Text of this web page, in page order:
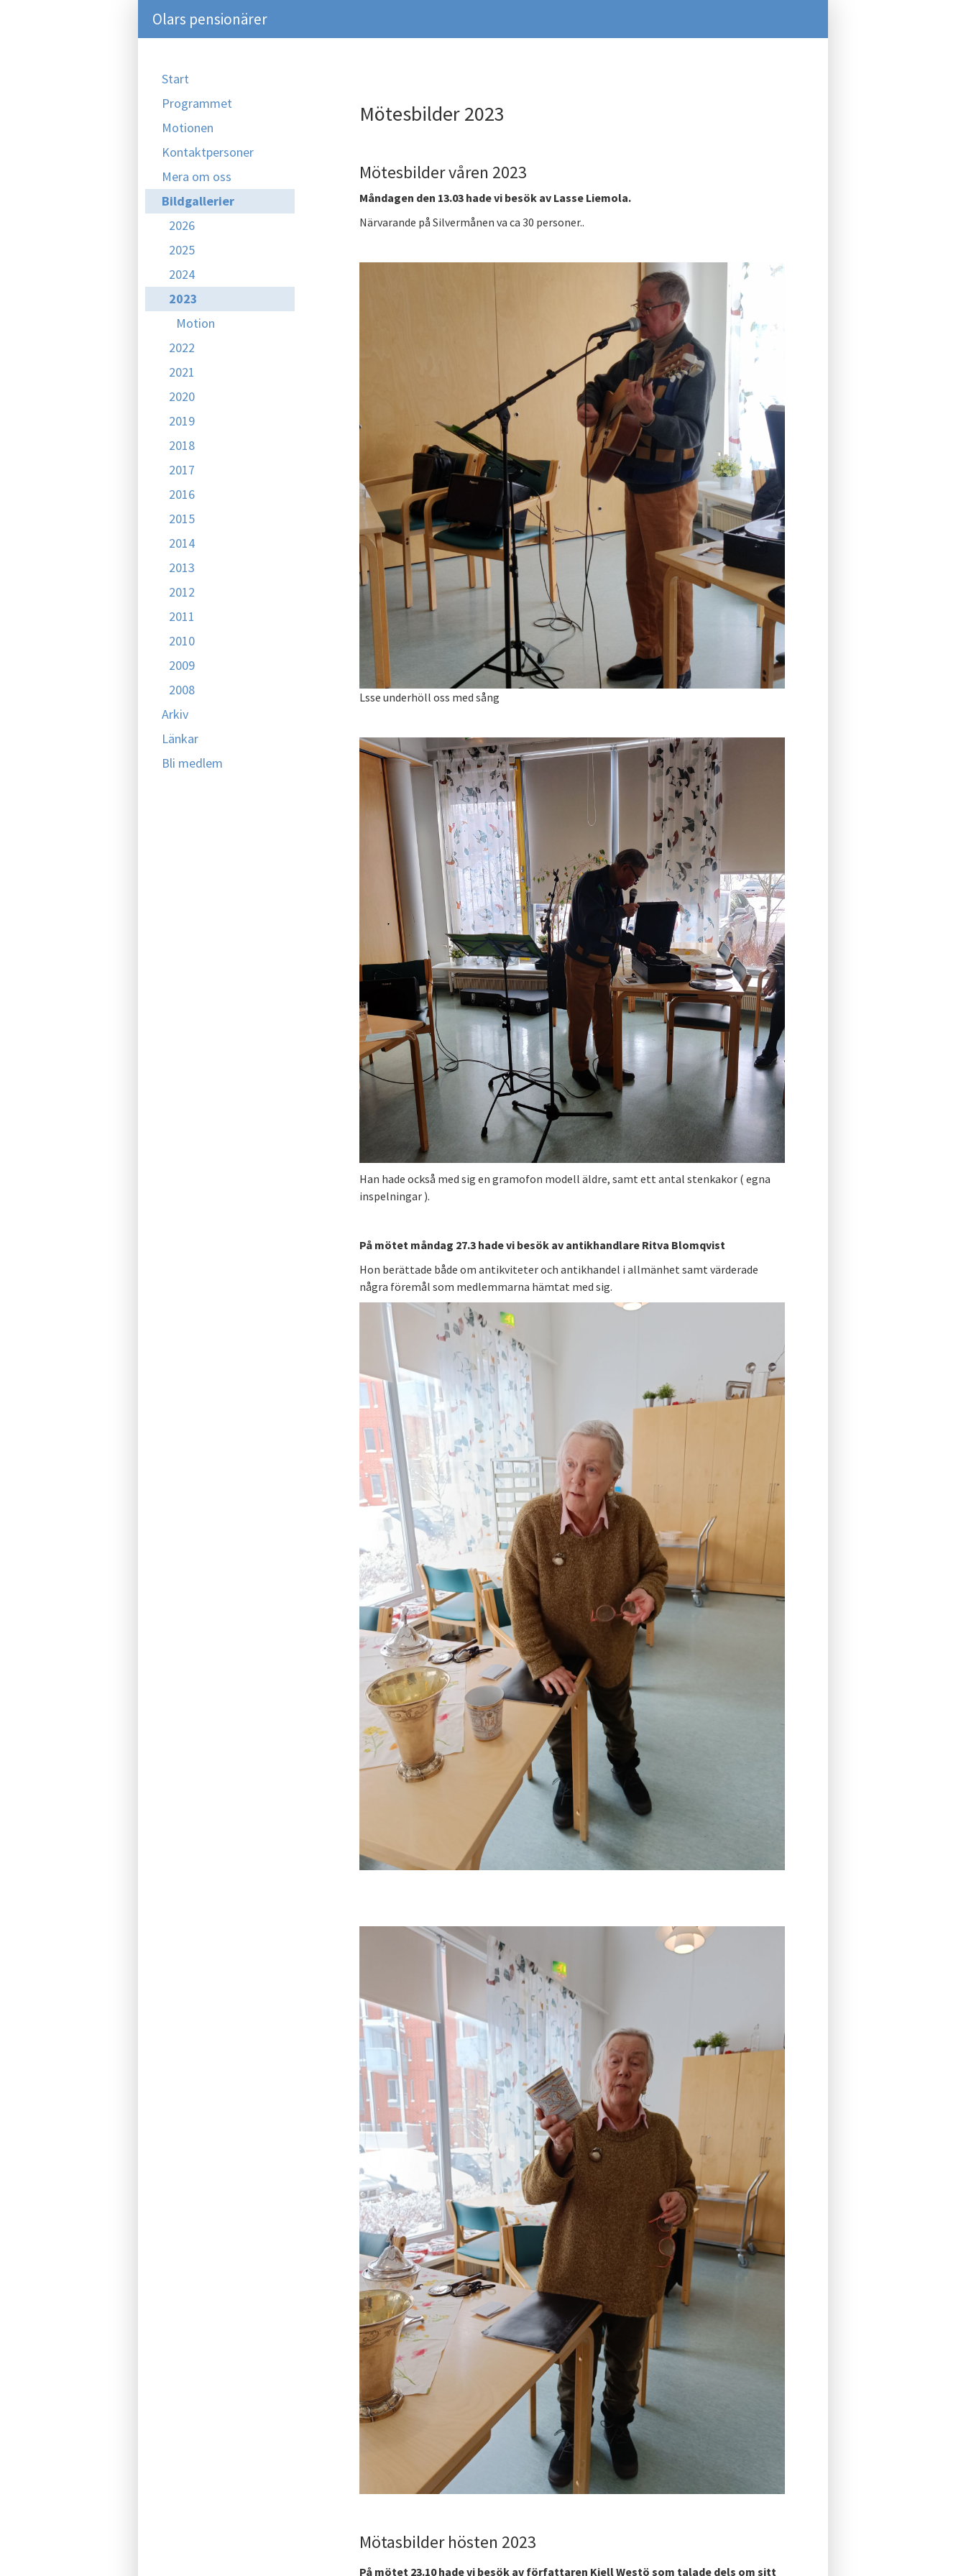
Olars pensionärer
Start
Programmet
Motionen
Kontaktpersoner
Mera om oss
Bildgallerier
2026
2025
2024
2023
Motion
2022
2021
2020
2019
2018
2017
2016
2015
2014
2013
2012
2011
2010
2009
2008
Arkiv
Länkar
Bli medlem
Mötesbilder 2023
Mötesbilder våren 2023
Måndagen den 13.03 hade vi besök av Lasse Liemola.
Närvarande på Silvermånen va ca 30 personer..
Lsse underhöll oss med sång
Han hade också med sig en gramofon modell äldre, samt ett antal stenkakor ( egna
inspelningar ).
På mötet måndag 27.3 hade vi besök av antikhandlare Ritva Blomqvist
Hon berättade både om antikviteter och antikhandel i allmänhet samt värderade
några föremål som medlemmarna hämtat med sig.
Mötasbilder hösten 2023
På mötet 23.10 hade vi besök av författaren Kjell Westö som talade dels om sitt